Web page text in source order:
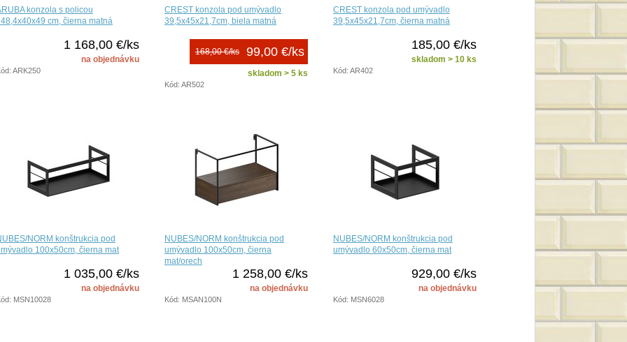
konzola s policou
cm, čierna matná
1 168,00 €/ks
na objednávku
ARK250
CREST konzola pod umývadlo
39,5x45x21,7cm, biela matná
99,00 €/ks
168,00 €/ks
skladom > 5 ks
Kód: AR502
CREST konzola pod umývadlo
39,5x45x21,7cm, čierna matná
185,00 €/ks
skladom > 10 ks
Kód: AR402
NORM konštrukcia pod
100x50cm, čierna mat
1 035,00 €/ks
na objednávku
MSN10028
NUBES/NORM konštrukcia pod
umývadlo 100x50cm, čierna
mat/orech
1 258,00 €/ks
na objednávku
Kód: MSAN100N
NUBES/NORM konštrukcia pod
umývadlo 60x50cm, čierna mat
929,00 €/ks
na objednávku
Kód: MSN6028